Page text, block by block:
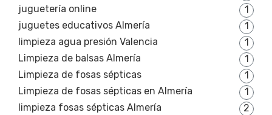
juguetería online
1
juguetes educativos Almería
1
limpieza agua presión Valencia
1
Limpieza de balsas Almería
1
Limpieza de fosas sépticas
1
Limpieza de fosas sépticas en Almería
1
limpieza fosas sépticas Almería
2